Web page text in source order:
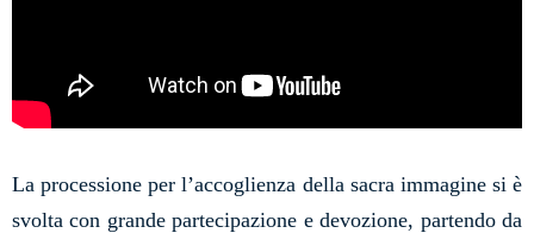
La processione per l’accoglienza della sacra immagine si è
svolta con grande partecipazione e devozione, partendo da